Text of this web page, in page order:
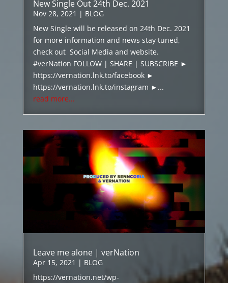
New Single Out 24th Dec. 2021
Nov 28, 2021 | BLOG
New Single will be released on 24th Dec. 2021
for more information and news stay tuned,
check out Social Media and website.
#verNation FOLLOW | SHARE | SUBSCRIBE ►
https://vernation.lnk.to/facebook ►
https://vernation.lnk.to/instagram ►...
read more...
Leave me alone | verNation
Apr 15, 2021 | BLOG
https://vernation.net/wp-